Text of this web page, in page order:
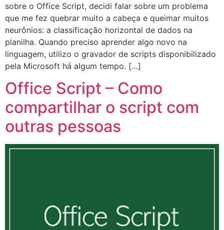
sobre o Office Script, decidi falar sobre um problema
que me fez quebrar muito a cabeça e queimar muitos
neurônios: a classificação horizontal de dados na
planilha. Quando preciso aprender algo novo na
linguagem, utilizo o gravador de scripts disponibilizado
pela Microsoft há algum tempo. […]
Office Script – Como
compartilhar o script com
outras pessoas